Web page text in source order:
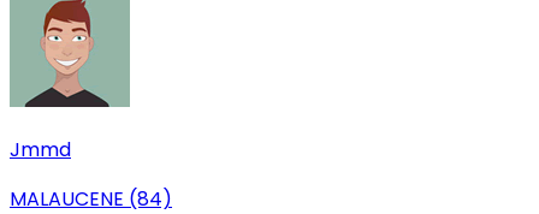
Jmmd
MALAUCENE (84)